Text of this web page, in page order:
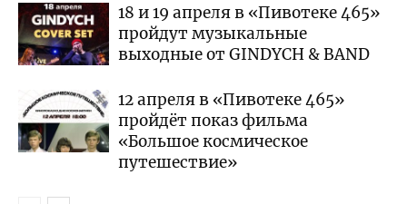
18 и 19 апреля в «Пивотеке 465»
пройдут музыкальные
выходные от GINDYCH & BAND
12 апреля в «Пивотеке 465»
пройдёт показ фильма
«Большое космическое
путешествие»